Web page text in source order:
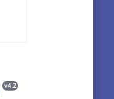
v4.2